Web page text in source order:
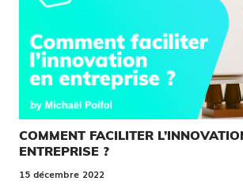
COMMENT FACILITER
ENTREPRISE ?
15 décembre 2022